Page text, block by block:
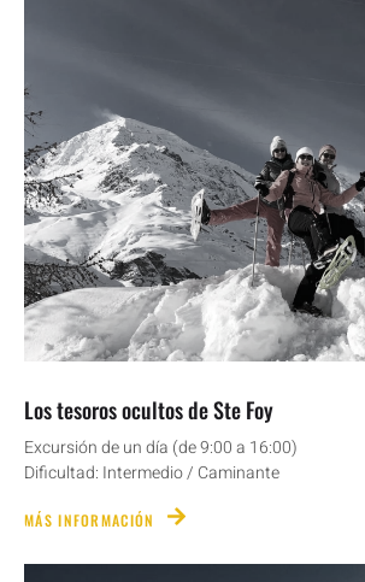
Los tesoros ocultos de Ste Foy
Excursión de un día (de 9:00 a 16:00)
Dificultad: Intermedio / Caminante
MÁS INFORMACIÓN